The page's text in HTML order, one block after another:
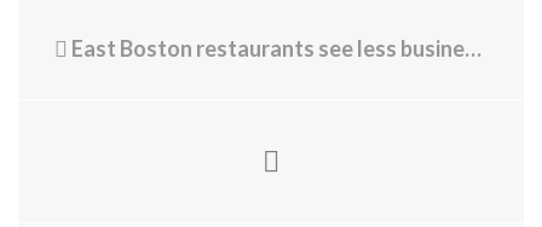
East Boston restaurants see less business due to fear of ICE raids